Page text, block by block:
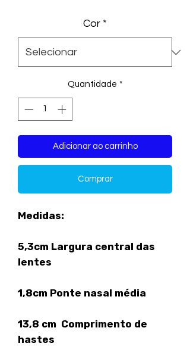
Cor *
Quantidade *
Adicionar ao carrinho
Comprar
Medidas:
5,3cm Largura central das
lentes
1,8cm Ponte nasal média
13,8 cm Comprimento de
hastes